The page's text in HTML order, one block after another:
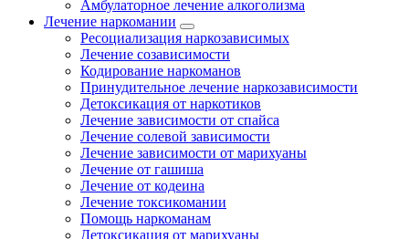
Амбулаторное лечение алкоголизма
Лечение наркомании
Ресоциализация наркозависимых
Лечение созависимости
Кодирование наркоманов
Принудительное лечение наркозависимости
Детоксикация от наркотиков
Лечение зависимости от спайса
Лечение солевой зависимости
Лечение зависимости от марихуаны
Лечение от гашиша
Лечение от кодеина
Лечение токсикомании
Помощь наркоманам
Детоксикация от марихуаны